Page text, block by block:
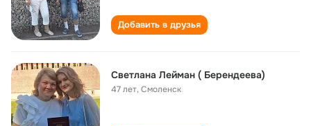
Добавить в друзья
Светлана Лейман ( Берендеева)
47 лет,Смоленск